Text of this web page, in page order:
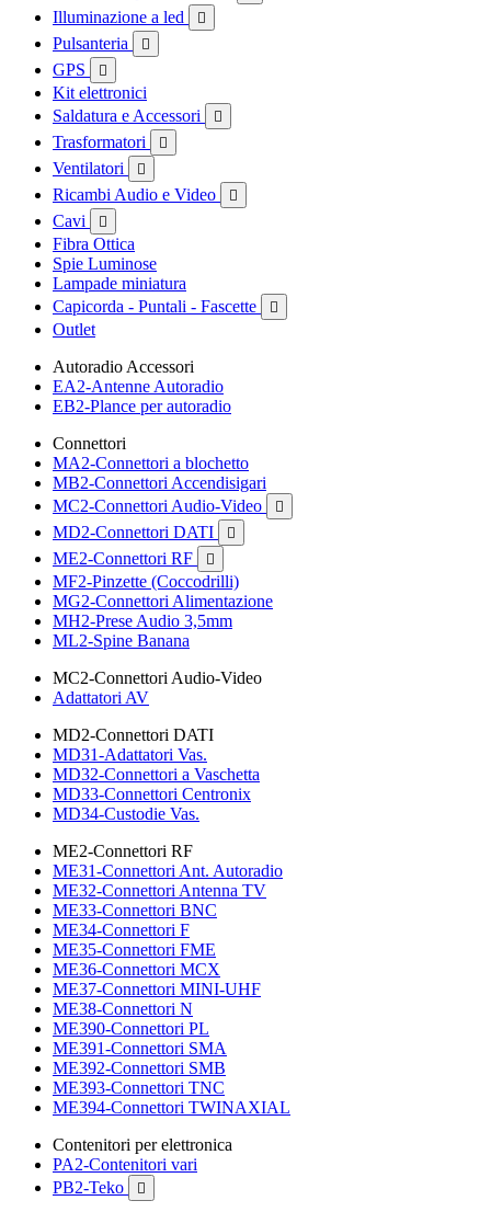
Illuminazione a led 
Pulsanteria 
GPS 
Kit elettronici
Saldatura e Accessori

Trasformatori 
Ventilatori 
Ricambi Audio e Video 
Cavi 
Fibra Ottica
Spie Luminose
Lampade miniatura
Capicorda - Puntali - Fascette

Outlet
Autoradio Accessori
EA2-Antenne Autoradio
EB2-Plance per autoradio
Connettori
MA2-Connettori a blochetto
MB2-Connettori Accendisigari
MC2-Connettori Audio-Video

MD2-Connettori DATI 
ME2-Connettori RF 
MF2-Pinzette (Coccodrilli)
MG2-Connettori Alimentazione
MH2-Prese Audio 3,5mm
ML2-Spine Banana
MC2-Connettori Audio-Video
Adattatori AV
MD2-Connettori DATI
MD31-Adattatori Vas.
MD32-Connettori a Vaschetta
MD33-Connettori Centronix
MD34-Custodie Vas.
ME2-Connettori RF
ME31-Connettori Ant. Autoradio
ME32-Connettori Antenna TV
ME33-Connettori BNC
ME34-Connettori F
ME35-Connettori FME
ME36-Connettori MCX
ME37-Connettori MINI-UHF
ME38-Connettori N
ME390-Connettori PL
ME391-Connettori SMA
ME392-Connettori SMB
ME393-Connettori TNC
ME394-Connettori TWINAXIAL
Contenitori per elettronica
PA2-Contenitori vari
PB2-Teko
